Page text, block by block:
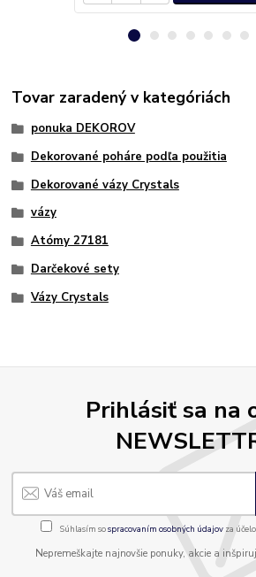
Tovar zaradený v kategóriách
ponuka DEKOROV
Dekorované poháre podľa použitia
Dekorované vázy Crystals
vázy
Atómy 27181
Darčekové sety
Vázy Crystals
Prihlásiť sa na
Súhlasím sospracovaním osobných údajov za
Nepremeškajte najnovšie ponuky, akcie a